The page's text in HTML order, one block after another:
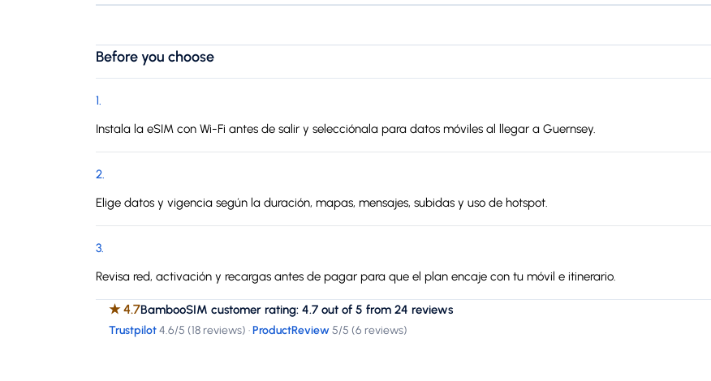
Before you choose
1.
Instala la eSIM con Wi-Fi antes de salir y selecciónala para datos móviles al llegar a Guernsey.
2.
Elige datos y vigencia según la duración, mapas, mensajes, subidas y uso de hotspot.
3.
Revisa red, activación y recargas antes de pagar para que el plan encaje con tu móvil e itinerario.
★4.7BambooSIM customer rating: 4.7 out of 5 from 24 reviews
Trustpilot4.6/5 (18 reviews) ·ProductReview5/5 (6 reviews)